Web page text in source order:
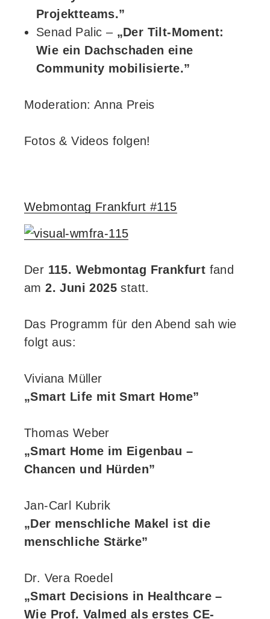
Projektteams.”
Senad Palic – „Der Tilt-Moment:
Wie ein Dachschaden eine
Community mobilisierte.”
Moderation: Anna Preis
Fotos & Videos folgen!
Webmontag Frankfurt #115
Der 115. Webmontag Frankfurt fand
am2. Juni 2025 statt.
Das Programm für den Abend sah wie
folgt aus:
Viviana Müller
„Smart Life mit Smart Home”
Thomas Weber
„Smart Home im Eigenbau –
Chancen und Hürden”
Jan-Carl Kubrik
„Der menschliche Makel ist die
menschliche Stärke”
Dr. Vera Roedel
„Smart Decisions in Healthcare –
Wie Prof. Valmed als erstes CE-